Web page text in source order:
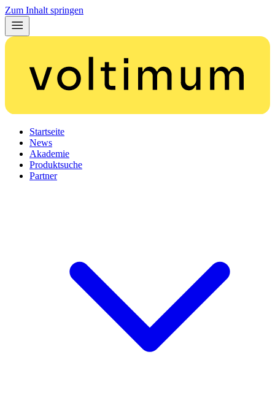
Zum Inhalt springen
Startseite
News
Akademie
Produktsuche
Partner